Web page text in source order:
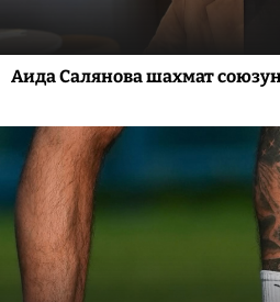
Аида Салянова шахмат